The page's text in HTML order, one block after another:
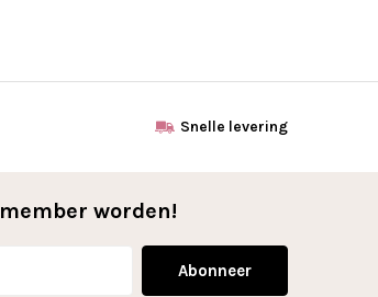
Snelle levering
worden!
Abonneer